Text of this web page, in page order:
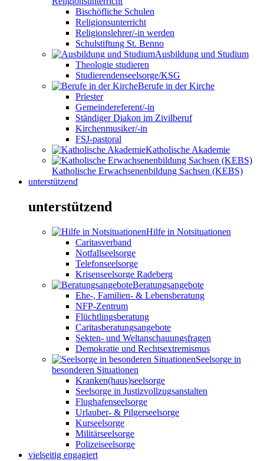
Bischöfliche Schulen
Religionsunterricht
Religionslehrer/-in werden
Schulstiftung St. Benno
Ausbildung und Studium
Theologie studieren
Studierendenseelsorge/KSG
Berufe in der Kirche
Priester
Gemeindereferent/-in
Ständiger Diakon im Zivilberuf
Kirchenmusiker/-in
FSJ-pastoral
Katholische Akademie
Katholische Erwachsenenbildung Sachsen (KEBS)
unterstützend
unterstützend
Hilfe in Notsituationen
Caritasverband
Notfallseelsorge
Telefonseelsorge
Krisenseelsorge Radeberg
Beratungsangebote
Ehe-, Familien- & Lebensberatung
NFP-Zentrum
Flüchtlingsberatung
Caritasberatungsangebote
Sekten- und Weltanschauungsfragen
Demokratie und Rechtsextremismus
Seelsorge in
besonderen Situationen
Kranken(haus)seelsorge
Seelsorge in Justizvollzugsanstalten
Flughafenseelsorge
Urlauber- & Pilgerseelsorge
Kurseelsorge
Militärseelsorge
Polizeiseelsorge
vielseitig engagiert